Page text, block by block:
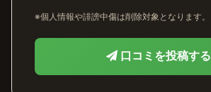
※個人情報や誹謗中傷は削除対象となります。
口コミを投稿する